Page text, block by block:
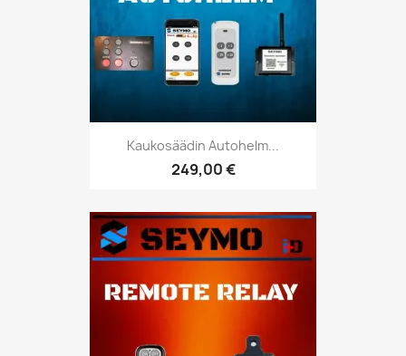
Kaukosäädin Autohelm...
249,00 €